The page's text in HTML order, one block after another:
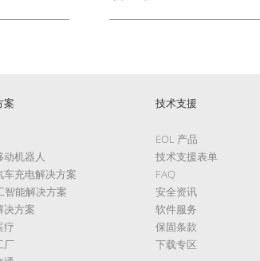
案
动机器人
车充电解决方案
智能解决方案
决方案
疗
厂
技术支援
EOL 产品
技术支援表单
FAQ
安全资讯
软件服务
保固条款
下载专区